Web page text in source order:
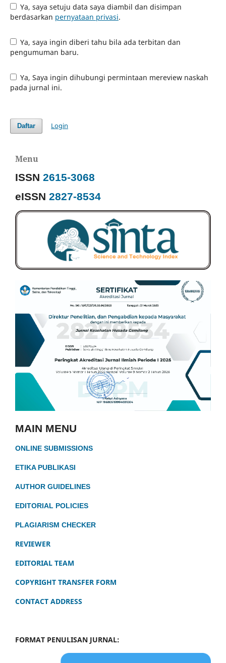
Ya, saya setuju data saya diambil dan disimpan
berdasarkan pernyataan privasi.
Ya, saya ingin diberi tahu bila ada terbitan dan
pengumuman baru.
Ya, Saya ingin dihubungi permintaan mereview naskah
pada jurnal ini.
Daftar Login
Menu
ISSN 2615-3068
eISSN 2827-8534
MAIN MENU
ONLINE SUBMISSIONS
ETIKA PUBLIKASI
AUTHOR GUIDELINES
EDITORIAL POLICIES
PLAGIARISM CHECKER
REVIEWER
EDITORIAL TEAM
COPYRIGHT TRANSFER FORM
CONTACT ADDRESS
FORMAT PENULISAN JURNAL: